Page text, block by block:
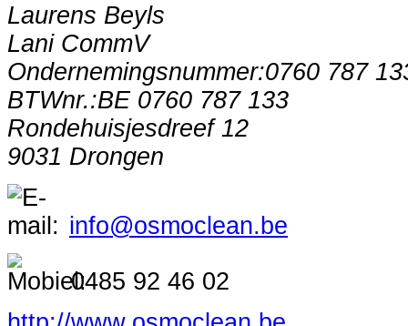
Laurens Beyls
Lani CommV
Ondernemingsnummer:0760 787
BTWnr.:BE 0760 787 133
Rondehuisjesdreef 12
9031 Drongen
info@osmoclean.be
0485 92 46 02